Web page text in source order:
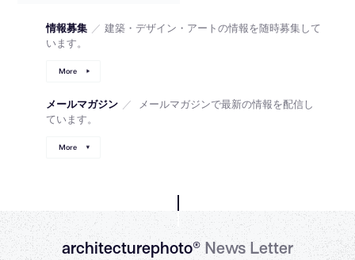
情報募集 ／ 建築・デザイン・アートの情報を随時募集して
います。
More
メールマガジン ／
メールマガジンで最新の情報を配信し
ています。
More
architecturephoto®News Letter